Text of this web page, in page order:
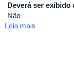
Deverá ser exibido
Não
Leia mais